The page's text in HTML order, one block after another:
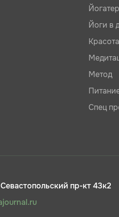
Йоги в
Красота
Метод
Спец
пр-кт 43к2